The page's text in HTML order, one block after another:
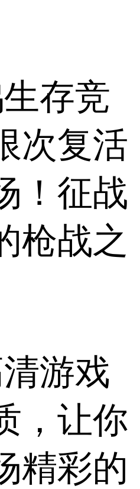
存竞
次复活
！征战
枪战之
游戏
，让你
精彩的